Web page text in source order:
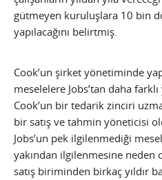
gütmeyen kuruluşlara 10 bin
yapılacağını belirtmiş.
Cook’un şirket yönetiminde
meselelere Jobs’tan daha
Cook’un bir tedarik zinciri
bir satış ve tahmin yöneticisi
Jobs’un pek ilgilenmediği
yakından ilgilenmesine neden
satış biriminden birkaç yıldır